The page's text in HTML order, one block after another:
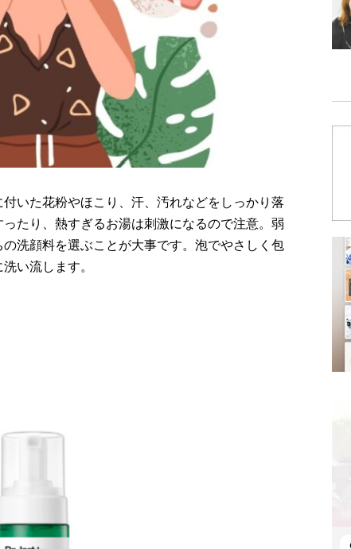
いた花粉やほこり、汗、汚れなどをしっかり落
たり、熱すぎるお湯は刺激になるので注意。弱
洗顔料を選ぶことが大事です。泡でやさしく包
い流します。